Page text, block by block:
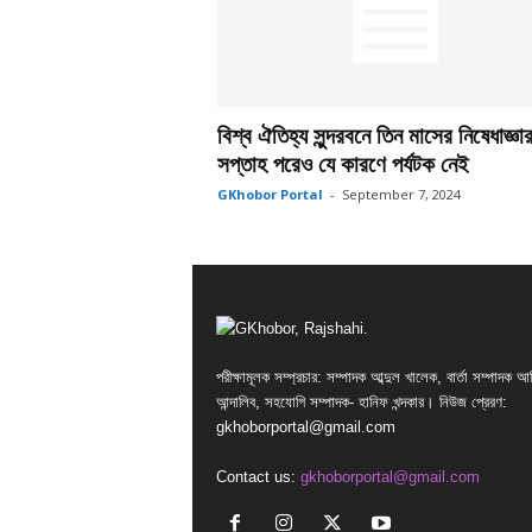
বিশ্ব ঐতিহ্য সুন্দরবনে তিন মাসের
সপ্তাহ পরেও যে কারণে পর্যটক নেই
GKhobor Portal - September 7, 2024
পরীক্ষামূলক সম্প্রচার: সম্পাদক আব্দুল খালেক, বার্তা সম্পাদক
আন্দালিব, সহযোগি সম্পাদক- হানিফ খন্দকার। নিউজ প্রেরণ:
gkhoborportal@gmail.com
Contact us: gkhoborportal@gmail.com